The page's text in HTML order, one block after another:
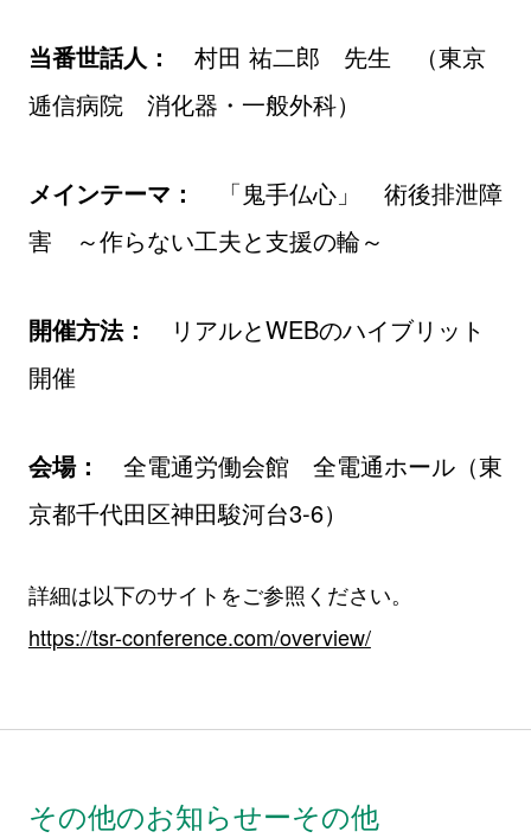
当番世話人： 村田 祐二郎 先生 （東京
逓信病院 消化器・一般外科）
メインテーマ：
「鬼手仏心」 術後排泄障
害 ～作らない工夫と支援の輪～
開催方法：
リアルとWEBのハイブリット
開催
会場： 全電通労働会館 全電通ホール（東
京都千代田区神田駿河台3-6）
詳細は以下のサイトをご参照ください。
https://tsr-conference.com/overview/
その他のお知らせーその他